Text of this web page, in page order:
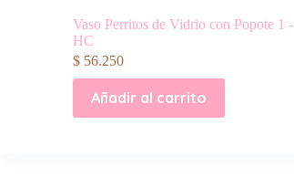
Vaso Perritos de Vidrio con Popote 1 -
HC
$ 56.250
Añadir al carrito